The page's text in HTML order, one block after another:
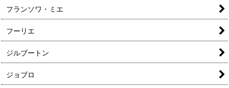
フランソワ・ミエ
フーリエ
ジルブートン
ジョブロ